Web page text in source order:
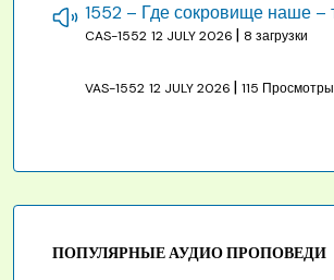
CAS-1552 12 JULY 2026 | 8 загрузки
VAS-1552 12 JULY 2026 | 115 Просмотры
ПОПУЛЯРНЫЕ АУДИО ПРОПОВЕДИ